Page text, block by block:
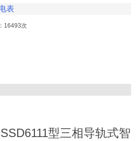
表
16493次
型三相导轨式智